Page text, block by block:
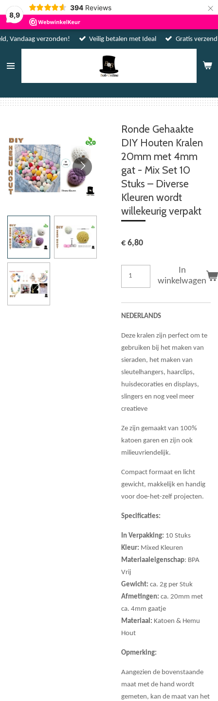
8,9
394 Reviews ×
Vandaag verzonden! Veilig betalen met Ideal Gratis
Ronde Gehaakte
DIY Houten Kralen
20mm met 4mm
gat - Mix Set 10
Stuks – Diverse
Kleuren wordt
willekeurig verpakt
€ 6,80
In
winkelwagen
NEDERLANDS
Deze kralen zijn perfect om te
gebruiken bij het maken van
sieraden, het maken van
sleutelhangers, haarclips,
huisdecoraties en displays,
slingers en nog veel meer
creatieve
Ze zijn gemaakt van 100%
katoen garen en zijn ook
milieuvriendelijk.
Compact formaat en licht
gewicht, makkelijk en handig
voor doe-het-zelf projecten.
Specificaties:
In Verpakking: 10 Stuks
Kleur: Mixed Kleuren
Materiaaleigenschap: BPA
Vrij
Gewicht: ca. 2g per Stuk
Afmetingen: ca. 20mm met
ca. 4mm gaatje
Materiaal: Katoen & Hemu
Hout
Opmerking:
Aangezien de bovenstaande
maat met de hand wordt
gemeten, kan de maat van het